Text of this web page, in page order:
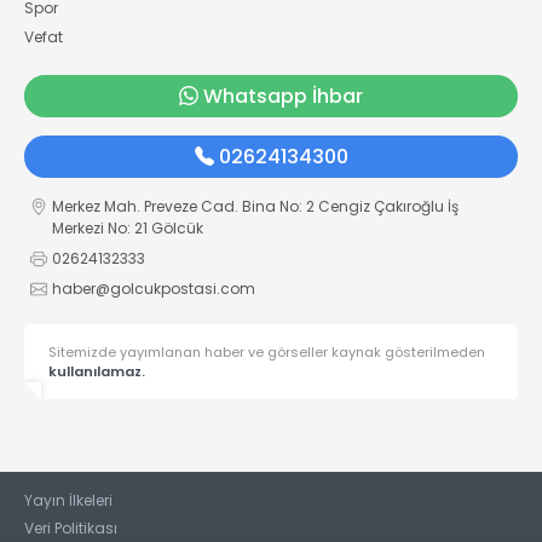
Spor
Vefat
Whatsapp İhbar
02624134300
Merkez Mah. Preveze Cad. Bina No: 2 Cengiz Çakıroğlu İş
Merkezi No: 21 Gölcük
02624132333
haber@golcukpostasi.com
Sitemizde yayımlanan haber ve görseller kaynak gösterilmeden
kullanılamaz.
Yayın İlkeleri
Veri Politikası